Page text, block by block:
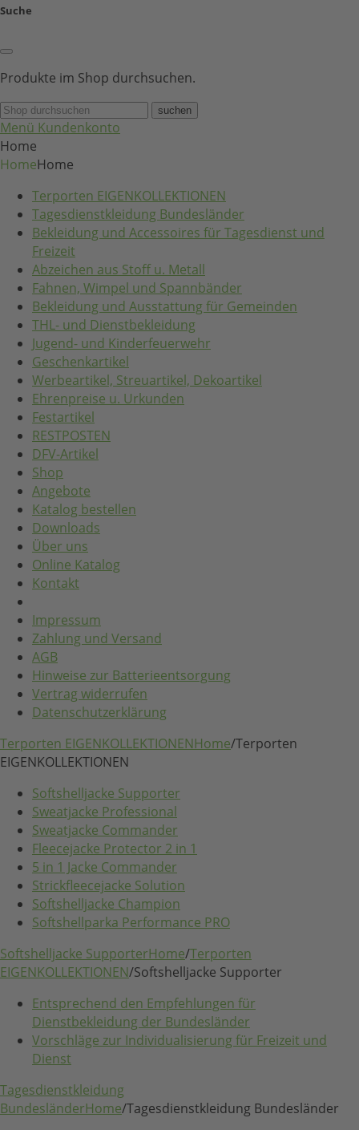
Suche
Produkte im Shop durchsuchen.
suchen
Menü Kundenkonto
Home
HomeHome
Terporten EIGENKOLLEKTIONEN
Tagesdienstkleidung Bundesländer
Bekleidung und Accessoires für Tagesdienst und
Freizeit
Abzeichen aus Stoff u. Metall
Fahnen, Wimpel und Spannbänder
Bekleidung und Ausstattung für Gemeinden
THL- und Dienstbekleidung
Jugend- und Kinderfeuerwehr
Geschenkartikel
Werbeartikel, Streuartikel, Dekoartikel
Ehrenpreise u. Urkunden
Festartikel
RESTPOSTEN
DFV-Artikel
Shop
Angebote
Katalog bestellen
Downloads
Über uns
Online Katalog
Kontakt
Impressum
Zahlung und Versand
AGB
Hinweise zur Batterieentsorgung
Vertrag widerrufen
Datenschutzerklärung
Terporten EIGENKOLLEKTIONENHome/Terporten
EIGENKOLLEKTIONEN
Softshelljacke Supporter
Sweatjacke Professional
Sweatjacke Commander
Fleecejacke Protector 2 in 1
5 in 1 Jacke Commander
Strickfleecejacke Solution
Softshelljacke Champion
Softshellparka Performance PRO
Softshelljacke SupporterHome/Terporten
EIGENKOLLEKTIONEN/Softshelljacke Supporter
Entsprechend den Empfehlungen für
Dienstbekleidung der Bundesländer
Vorschläge zur Individualisierung für Freizeit und
Dienst
Tagesdienstkleidung
BundesländerHome/Tagesdienstkleidung Bundesländer